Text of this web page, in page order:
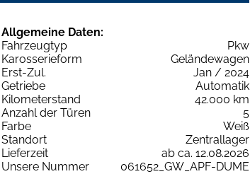
Allgemeine Daten:
Fahrzeugtyp
Pkw
Karosserieform
Geländewagen
Erst-Zul.
Jan / 2024
Getriebe
Automatik
Kilometerstand
42.000 km
Anzahl der Türen
5
Farbe
Weiß
Standort
Zentrallager
Lieferzeit
ab ca. 12.08.2026
Unsere Nummer
061652_GW_APF-DUME